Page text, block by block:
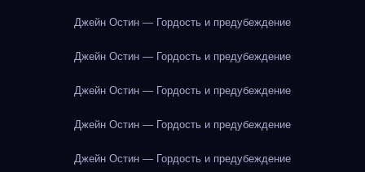
Джейн Остин — Гордость и предубеждение
Джейн Остин — Гордость и предубеждение
Джейн Остин — Гордость и предубеждение
Джейн Остин — Гордость и предубеждение
Джейн Остин — Гордость и предубеждение